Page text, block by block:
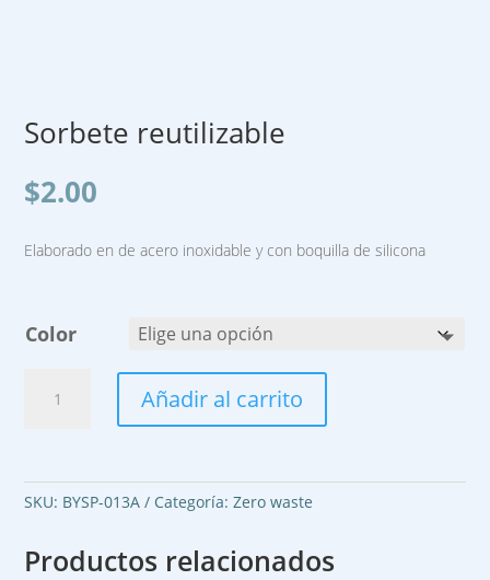
Sorbete reutilizable
$2.00
Elaborado en de acero inoxidable y con boquilla de silicona
Color
reutilizable
Añadir al carrito
SKU: BYSP-013A Categoría:Zero waste
Productos relacionados